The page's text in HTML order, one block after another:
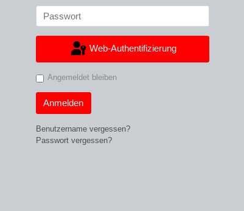
Web-Authentifizierung
Angemeldet bleiben
Anmelden
Benutzername vergessen?
Passwort vergessen?